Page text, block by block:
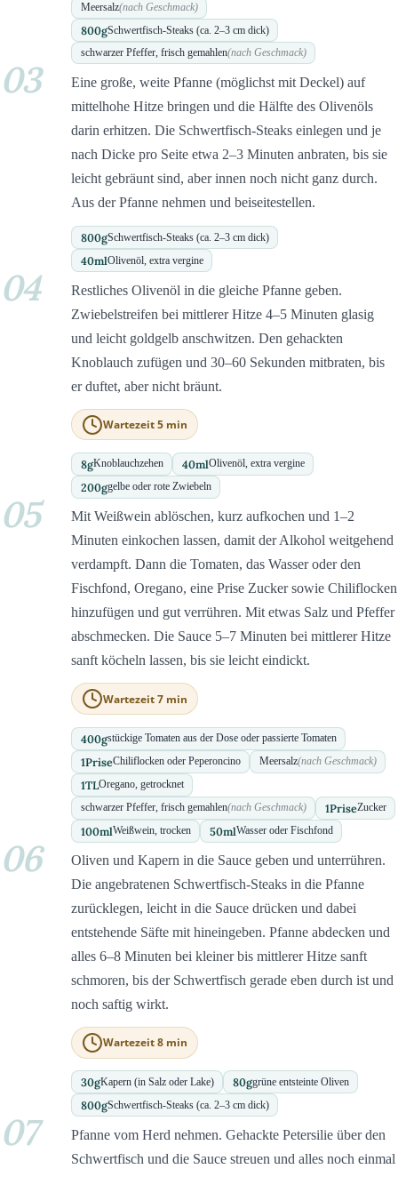
Meersalz(nach Geschmack)
800gSchwertfisch-Steaks (ca. 2–3 cm dick)
schwarzer Pfeffer, frisch gemahlen(nach Geschmack)
03
Eine große, weite Pfanne (möglichst mit Deckel) auf
mittelhohe Hitze bringen und die Hälfte des Olivenöls
darin erhitzen. Die Schwertfisch-Steaks einlegen und je
nach Dicke pro Seite etwa 2–3 Minuten anbraten, bis sie
leicht gebräunt sind, aber innen noch nicht ganz durch.
Aus der Pfanne nehmen und beiseitestellen.
800gSchwertfisch-Steaks (ca. 2–3 cm dick)
40mlOlivenöl, extra vergine
04
Restliches Olivenöl in die gleiche Pfanne geben.
Zwiebelstreifen bei mittlerer Hitze 4–5 Minuten glasig
und leicht goldgelb anschwitzen. Den gehackten
Knoblauch zufügen und 30–60 Sekunden mitbraten, bis
er duftet, aber nicht bräunt.
Wartezeit 5 min
8gKnoblauchzehen 40mlOlivenöl, extra vergine
200ggelbe oder rote Zwiebeln
05
Mit Weißwein ablöschen, kurz aufkochen und 1–2
Minuten einkochen lassen, damit der Alkohol weitgehend
verdampft. Dann die Tomaten, das Wasser oder den
Fischfond, Oregano, eine Prise Zucker sowie Chiliflocken
hinzufügen und gut verrühren. Mit etwas Salz und Pfeffer
abschmecken. Die Sauce 5–7 Minuten bei mittlerer Hitze
sanft köcheln lassen, bis sie leicht eindickt.
Wartezeit 7 min
400gstückige Tomaten aus der Dose oder passierte Tomaten
1PriseChiliflocken oder Peperoncino Meersalz(nach Geschmack)
1TLOregano, getrocknet
schwarzer Pfeffer, frisch gemahlen(nach Geschmack) 1PriseZucker
100mlWeißwein, trocken 50mlWasser oder Fischfond
06
Oliven und Kapern in die Sauce geben und unterrühren.
Die angebratenen Schwertfisch-Steaks in die Pfanne
zurücklegen, leicht in die Sauce drücken und dabei
entstehende Säfte mit hineingeben. Pfanne abdecken und
alles 6–8 Minuten bei kleiner bis mittlerer Hitze sanft
schmoren, bis der Schwertfisch gerade eben durch ist und
noch saftig wirkt.
Wartezeit 8 min
30gKapern (in Salz oder Lake) 80ggrüne entsteinte Oliven
800gSchwertfisch-Steaks (ca. 2–3 cm dick)
07
Pfanne vom Herd nehmen. Gehackte Petersilie über den
Schwertfisch und die Sauce streuen und alles noch einmal